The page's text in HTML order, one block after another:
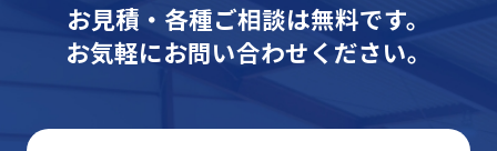
お見積・各種ご相談は無料です。
お気軽にお問い合わせください。